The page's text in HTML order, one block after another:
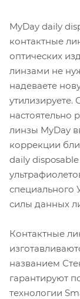
MyDay daily
контактные
оптических
линзами не
надеваете
утилизируете.
настоятельно
линзы MyDay
коррекции
daily
специального
силы данных
Контактные
названием
гарантируют
технологии